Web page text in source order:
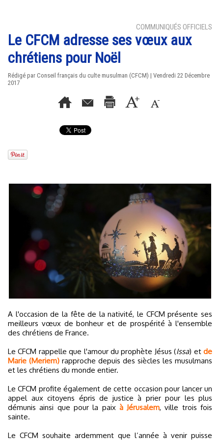
COMMUNIQUÉS OFFICIELS
Le CFCM adresse ses vœux aux
chrétiens pour Noël
Rédigé par Conseil français du culte musulman (CFCM) | Vendredi 22 Décembre
2017
A l'occasion de la fête de la nativité, le CFCM présente ses
meilleurs vœux de bonheur et de prospérité à l'ensemble
des chrétiens de France.
Le CFCM rappelle que l'amour du prophète Jésus (Issa) etde
Marie (Meriem) rapproche depuis des siècles les musulmans
et les chrétiens du monde entier.
Le CFCM profite également de cette occasion pour lancer un
appel aux citoyens épris de justice à prier pour les plus
démunis ainsi que pour la paix à Jérusalem, ville trois fois
sainte.
Le CFCM souhaite ardemment que l’année à venir puisse